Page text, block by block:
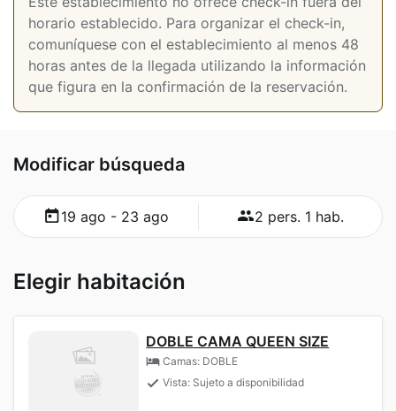
horario establecido. Para organizar el check-in,
comuníquese con el establecimiento al menos 48
horas antes de la llegada utilizando la información
que figura en la confirmación de la reservación.
Modificar búsqueda
19 ago - 23 ago 2 pers. 1 hab.
Elegir habitación
DOBLE CAMA QUEEN SIZE
Camas: DOBLE
Vista: Sujeto a disponibilidad